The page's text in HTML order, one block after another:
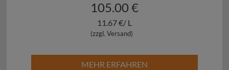
105.00 €
11.67 €/ L
(zzgl. Versand)
MEHR ERFAHREN